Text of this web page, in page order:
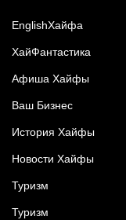
EnglishХайфа
XайФантастика
Афиша Хайфы
Ваш Бизнес
История Хайфы
Новости Хайфы
Туризм
Туризм